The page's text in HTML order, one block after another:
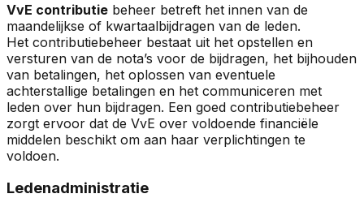
VvE contributie beheer betreft het innen van de
maandelijkse of kwartaalbijdragen van de leden.
Het contributiebeheer bestaat uit het opstellen en
versturen van de nota’s voor de bijdragen, het bijhouden
van betalingen, het oplossen van eventuele
achterstallige betalingen en het communiceren met
leden over hun bijdragen. Een goed contributiebeheer
zorgt ervoor dat de VvE over voldoende financiële
middelen beschikt om aan haar verplichtingen te
voldoen.
Ledenadministratie